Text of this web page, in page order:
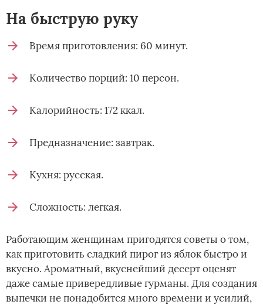
На быструю руку
Время приготовления: 60 минут.
Количество порций: 10 персон.
Калорийность: 172 ккал.
Предназначение: завтрак.
Кухня: русская.
Сложность: легкая.
Работающим женщинам пригодятся советы о том,
как приготовить сладкий пирог из яблок быстро и
вкусно. Ароматный, вкуснейший десерт оценят
даже самые привередливые гурманы. Для создания
выпечки не понадобится много времени и усилий,